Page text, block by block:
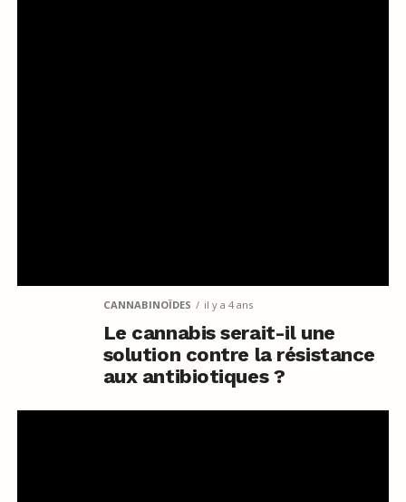
CANNABINOÏDES il y a 4 ans
Le cannabis serait-il une
solution contre la résistance
aux antibiotiques ?